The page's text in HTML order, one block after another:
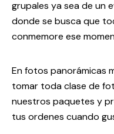
grupales ya sea de un
donde se busca que
conmemore ese
En fotos panorámicas
tomar toda clase de
nuestros paquetes y
tus ordenes cuando